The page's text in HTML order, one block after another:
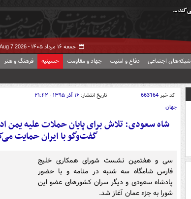
جمعه ۱۶ مرداد ۱۴۰۵ - Aug 7 2026
شبکه‌های اجتماعی دفاع و امنیت جهاد و مقاومت حسینیه فرهنگ و هنر
کد خبر663164 تاریخ انتشار: ۱۶ آذر ۱۳۹۵ - ۲۱:۴۲
جهان
شاه سعودی: تلاش‌ برای پایان حملات علیه یمن
گفت‌و‌گو با ایران حمایت
سی و هفتمین نشست شورای همکاری خلیج
فارس شامگاه سه شنبه در منامه و با حضور
پادشاه سعودی و دیگر سران کشورهای عضو این
شورا به جزء عمان آغاز شد.